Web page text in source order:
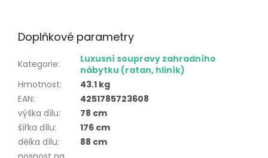
Doplňkové parametry
Kategorie:
Luxusní soupravy zahradního
nábytku (ratan, hliník)
Hmotnost:
43.1 kg
EAN:
4251785723608
výška dílu:
78 cm
šířka dílu:
176 cm
délka dílu:
88 cm